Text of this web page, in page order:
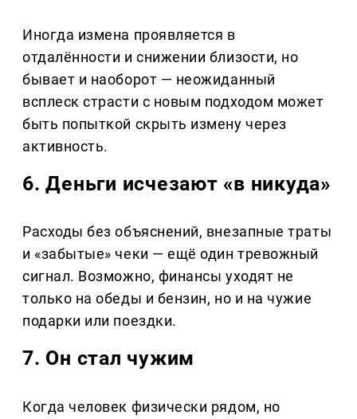
Иногда измена проявляется в
отдалённости и снижении близости, но
бывает и наоборот — неожиданный
всплеск страсти с новым подходом может
быть попыткой скрыть измену через
активность.
6. Деньги исчезают «в никуда»
Расходы без объяснений, внезапные траты
и «забытые» чеки — ещё один тревожный
сигнал. Возможно, финансы уходят не
только на обеды и бензин, но и на чужие
подарки или поездки.
7. Он стал чужим
Когда человек физически рядом, но